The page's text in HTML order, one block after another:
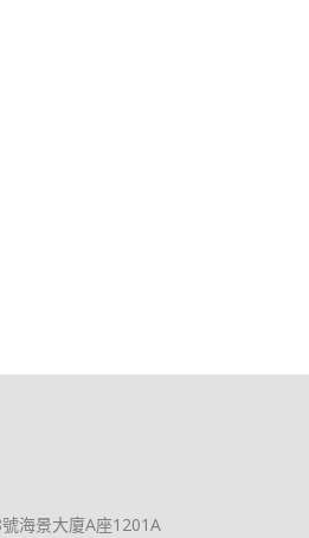
海景大廈A座1201A